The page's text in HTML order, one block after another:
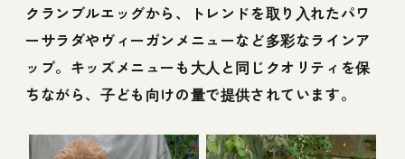
クランブルエッグから、トレンドを取り入れたパワ
ーサラダやヴィーガンメニューなど多彩なラインア
ップ。キッズメニューも大人と同じクオリティを保
ちながら、子ども向けの量で提供されています。